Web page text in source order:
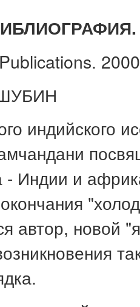
индийского
- Индии и
автор, новой